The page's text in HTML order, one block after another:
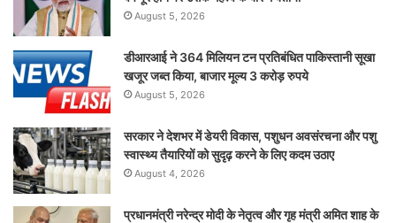
August 5, 2026
डीआरआई ने 364 मिलियन टन प्रतिबंधित पाकिस्तानी सूखा
खजूर जब्त किया, बाजार मूल्य 3 करोड़ रुपये
August 5, 2026
सरकार ने देशभर में डेयरी विकास, पशुधन अवसंरचना और पशु
स्वास्थ्य तैयारियों को सुदृढ़ करने के लिए कदम उठाए
August 4, 2026
प्रधानमंत्री नरेन्द्र मोदी के नेतृत्व और गृह मंत्री अमित शाह के